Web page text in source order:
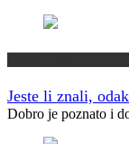
Jeste li znali,
Dobro je poznato i